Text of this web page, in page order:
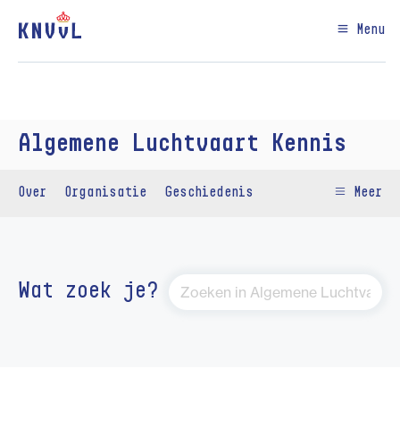
Menu
Algemene Luchtvaart Kennis
Over Organisatie Geschiedenis Meer
Wat zoek je?